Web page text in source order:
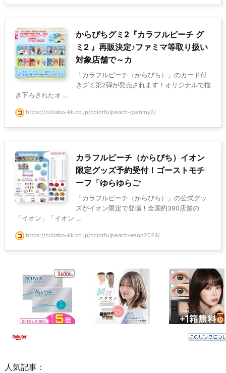
からぴちグミ2『カラフルピーチ グ
ミ2 』再販決定♪ファミマ等取り扱い
対象店舗で～カ
「カラフルピーチ（からぴち）」のカード付
きグミ第2弾が発売されます！オリジナルで描
き下ろされたオ ...
https://collabo-kk.co.jp/colorfulpeach-gummy2/
カラフルピーチ（からぴち）イオン
限定グッズ予約受付！ゴーストモチ
ーフ「ゆらゆらご
「カラフルピーチ（からぴち）」の公式グッ
ズがイオン限定で登場！全国約390店舗の
「イオン」「イオン ...
https://collabo-kk.co.jp/colorfulpeach-aeon2024/
人気記事：